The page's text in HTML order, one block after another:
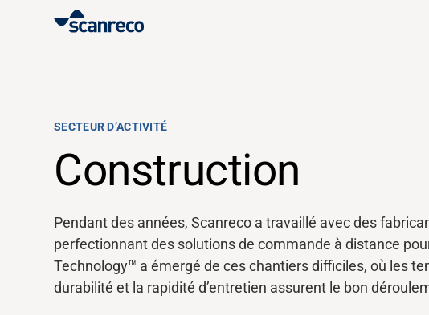
Customisation
Productivité et sécurité des opérateurs
Industries
Hub de connaissance
SECTEUR D’ACTIVITÉ
Construction
Pendant des années,Scanreco a travaillé avec des
perfectionnant des solutions de commande à distance
Technology™ a émergé de ces chantiers difficiles, où les
durabilité et la rapidité d’entretien assurent le bon